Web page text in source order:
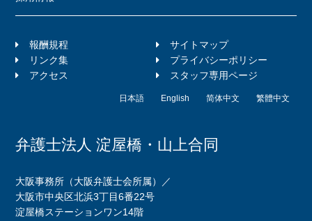
報酬規程
サイトマップ
リンク集
プライバシーポリシー
アクセス
スタッフ専用ページ
日本語 English 简体中文 繁體中文
弁護士法人 淀屋橋・山上合同
大阪事務所（大阪弁護士会所属）／
大阪市中央区北浜3丁目6番22号
淀屋橋ステーションワン14階